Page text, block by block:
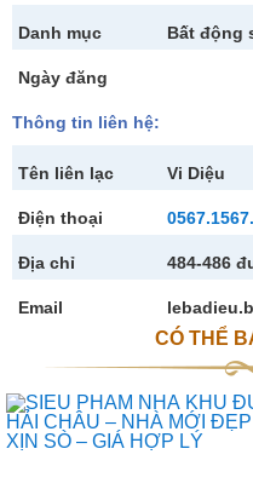
Danh mục Bất động
Ngày đăng
Thông tin liên hệ:
Tên liên lạc Vi Diệu
Điện thoại
Địa chỉ 484-486
Email
CÓ THỂ